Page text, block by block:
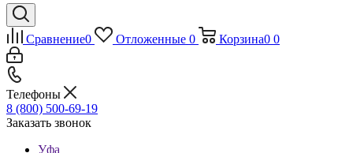
Сравнение0 Отложенные 0 Корзина0 0
Телефоны
8 (800) 500-69-19
Заказать звонок
Уфа